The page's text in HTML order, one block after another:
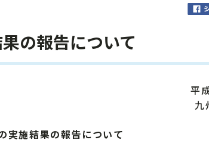
の報告について
平
九
実施結果の報告について